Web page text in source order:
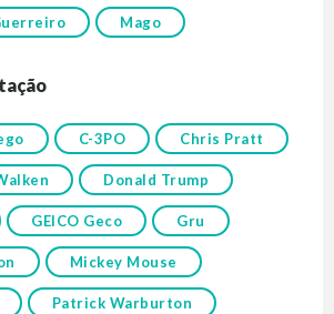
Mago
C-3PO Chris Pratt
Donald Trump
GEICO Geco Gru
Mickey Mouse
Patrick Warburton